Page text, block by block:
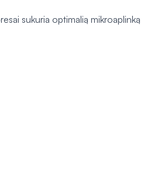
sukuria optimalią mikroaplinką